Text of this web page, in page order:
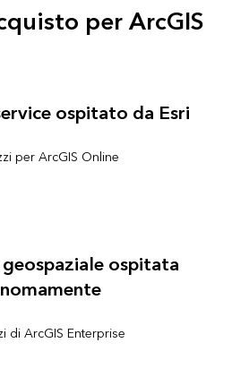
per ArcGIS
ospitato da Esri
per ArcGIS Online
ospitata
di ArcGIS Enterprise